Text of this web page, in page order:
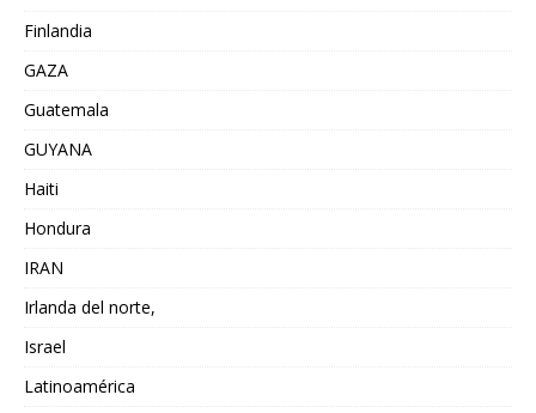
Finlandia
GAZA
Guatemala
GUYANA
Haiti
Hondura
IRAN
Irlanda del norte,
Israel
Latinoamérica